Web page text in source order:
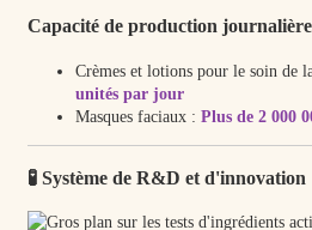
Capacité de production
Crèmes et lotions pour le soin de
unités par jour
Masques faciaux : Plus de 2 000
🧪 Système de R&D et d'innovation